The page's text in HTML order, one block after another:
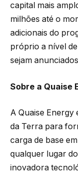
capital mais
milhões até o
adicionais do
próprio a nível
sejam
Sobre a Quaise
A Quaise
da Terra para
carga de base
qualquer lugar
inovadora